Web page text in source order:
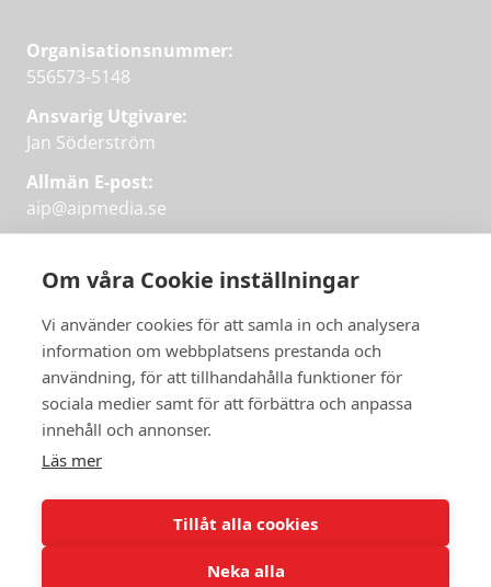
Om våra Cookie inställningar
Vi använder cookies för att samla in och analysera
information om webbplatsens prestanda och
användning, för att tillhandahålla funktioner för
sociala medier samt för att förbättra och anpassa
innehåll och annonser.
Läs mer
Tillåt alla cookies
Neka alla
första månaden
gratis.
Organisationsnummer:
556573-5148
Ansvarig Utgivare:
Jan Söderström
Allmän E-post:
aip@aipmedia.se
aip@flowyinfo.seeller 08-1210 60 40.
Instagram
LinkedIn
Twitter
Facebook
Få veckans bästa
artiklar på mejlen
PRENUMERERA